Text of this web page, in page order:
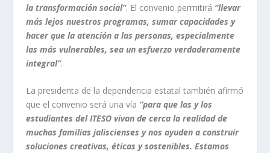
la transformación social”. El convenio permitirá “llevar
más lejos nuestros programas, sumar capacidades y
hacer que la atención a las personas, especialmente
las más vulnerables, sea un esfuerzo verdaderamente
integral”.
La presidenta de la dependencia estatal también afirmó
que el convenio será una vía “para que las y los
estudiantes del ITESO vivan de cerca la realidad de
muchas familias jaliscienses y nos ayuden a construir
soluciones creativas, éticas y sostenibles. Estamos